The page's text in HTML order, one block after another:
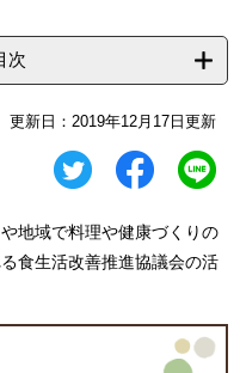
次
更新日：2019年12月17日更新
地域で料理や健康づくりの
食生活改善推進協議会の活